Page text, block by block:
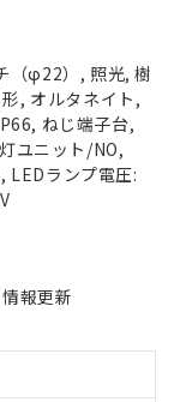
（φ22）, 照光, 樹
, オルタネイト,
ねじ端子台,
ユニット/NO,
LEDランプ電圧:
報更新